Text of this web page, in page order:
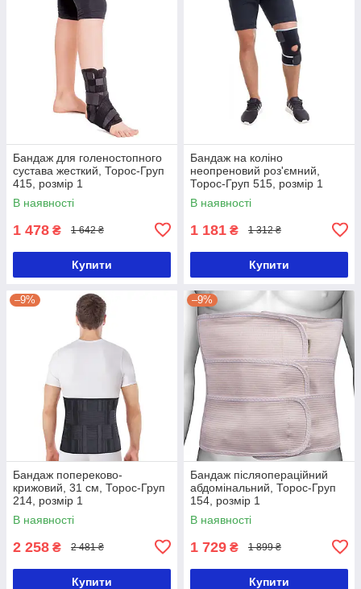
Бандаж для голеностопного
сустава жесткий, Торос-Груп
415, розмір 1
В наявності
1 478 ₴ 1 642 ₴
Купити
Бандаж на коліно
неопреновий роз'ємний,
Торос-Груп 515, розмір 1
В наявності
1 181 ₴ 1 312 ₴
Купити
–9%
Бандаж попереково-
крижовий, 31 см, Торос-Груп
214, розмір 1
В наявності
2 258 ₴ 2 481 ₴
Купити
–9%
Бандаж післяопераційний
абдомінальний, Торос-Груп
154, розмір 1
В наявності
1 729 ₴ 1 899 ₴
Купити